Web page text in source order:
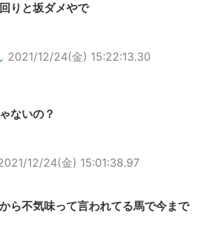
りと坂ダメやで
2021/12/24(金) 15:22:13.30
ないの？
12/24(金) 15:01:38.97
ら不気味って言われてる馬で今まで